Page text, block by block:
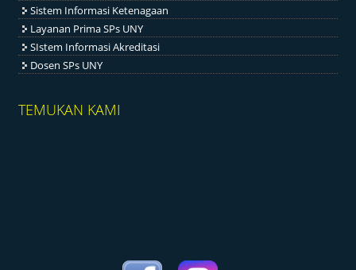
Sistem Informasi Ketenagaan
Layanan Prima SPs UNY
SIstem Informasi Akreditasi
Dosen SPs UNY
TEMUKAN KAMI